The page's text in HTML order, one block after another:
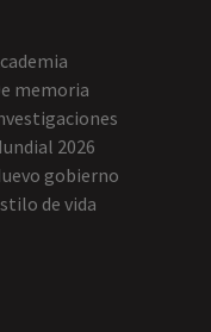
memoria
2026
gobierno
de vida